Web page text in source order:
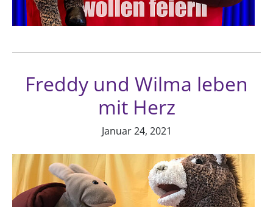
Freddy und Wilma leben
mit Herz
Januar 24, 2021